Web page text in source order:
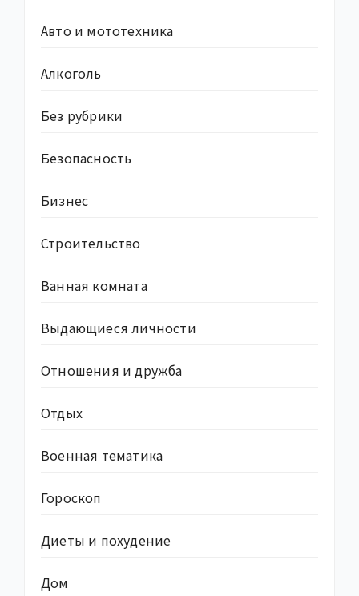
Авто и мототехника
Алкоголь
Без рубрики
Безопасность
Бизнес
Строительство
Ванная комната
Выдающиеся личности
Отношения и дружба
Отдых
Военная тематика
Гороскоп
Диеты и похудение
Дом